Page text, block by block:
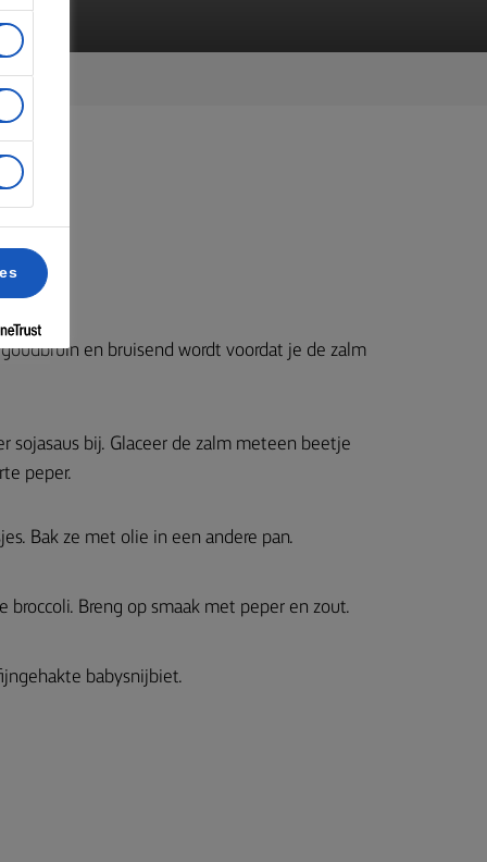
en bruisend wordt voordat je de zalm
sojasaus bij. Glaceer de zalm meteen beetje
peper.
Bak ze met olie in een andere pan.
Breng op smaak met peper en zout.
babysnijbiet.